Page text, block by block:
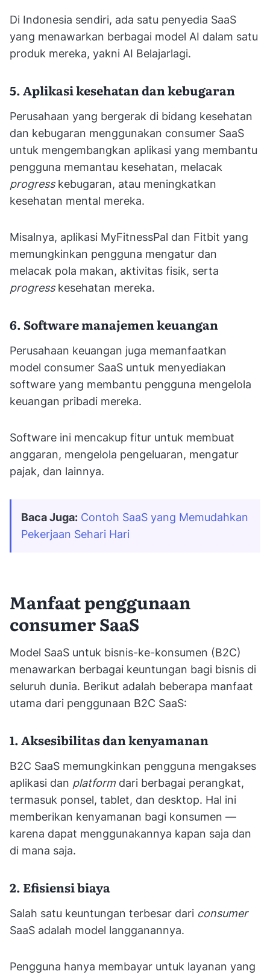
Di Indonesia sendiri, ada satu penyedia SaaS
yang menawarkan berbagai model AI dalam satu
produk mereka, yakni AI Belajarlagi.
5. Aplikasi kesehatan dan kebugaran
Perusahaan yang bergerak di bidang kesehatan
dan kebugaran menggunakan consumer SaaS
untuk mengembangkan aplikasi yang membantu
pengguna memantau kesehatan, melacak
progress kebugaran, atau meningkatkan
kesehatan mental mereka.
Misalnya, aplikasi MyFitnessPal dan Fitbit yang
memungkinkan pengguna mengatur dan
melacak pola makan, aktivitas fisik, serta
progresskesehatan mereka.
6. Software manajemen keuangan
Perusahaan keuangan juga memanfaatkan
model consumer SaaS untuk menyediakan
software yang membantu pengguna mengelola
keuangan pribadi mereka.
Software ini mencakup fitur untuk membuat
anggaran, mengelola pengeluaran, mengatur
pajak, dan lainnya.
Baca Juga: Contoh SaaS yang Memudahkan
Pekerjaan Sehari Hari
Manfaat penggunaan
consumer SaaS
Model SaaS untuk bisnis-ke-konsumen (B2C)
menawarkan berbagai keuntungan bagi bisnis di
seluruh dunia. Berikut adalah beberapa manfaat
utama dari penggunaan B2C SaaS:
1. Aksesibilitas dan kenyamanan
B2C SaaS memungkinkan pengguna mengakses
aplikasi dan platform dari berbagai perangkat,
termasuk ponsel, tablet, dan desktop. Hal ini
memberikan kenyamanan bagi konsumen —
karena dapat menggunakannya kapan saja dan
di mana saja.
2. Efisiensi biaya
Salah satu keuntungan terbesar dari consumer
SaaS adalah model langganannya.
Pengguna hanya membayar untuk layanan yang